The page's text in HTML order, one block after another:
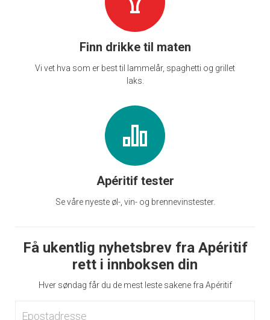
Finn drikke til maten
Vi vet hva som er best til lammelår, spaghetti og grillet
laks.
Apéritif tester
Se våre nyeste øl-, vin- og brennevinstester.
Få ukentlig nyhetsbrev fra Apéritif
rett i innboksen din
Hver søndag får du de mest leste sakene fra Apéritif